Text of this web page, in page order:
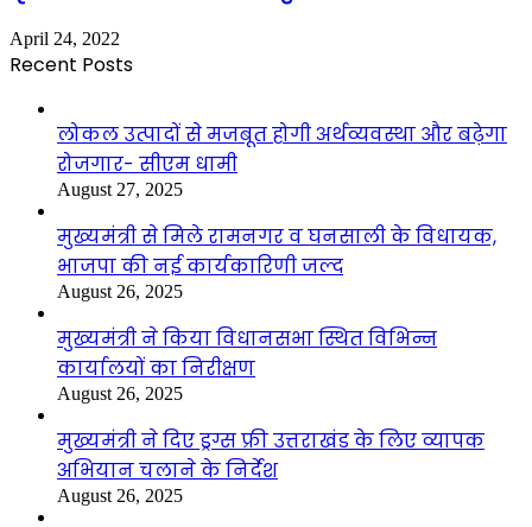
April 24, 2022
Recent Posts
लोकल उत्पादों से मजबूत होगी अर्थव्यवस्था और बढ़ेगा
रोजगार- सीएम धामी
August 27, 2025
मुख्यमंत्री से मिले रामनगर व घनसाली के विधायक,
भाजपा की नई कार्यकारिणी जल्द
August 26, 2025
मुख्यमंत्री ने किया विधानसभा स्थित विभिन्न
कार्यालयों का निरीक्षण
August 26, 2025
मुख्यमंत्री ने दिए ड्रग्स फ्री उत्तराखंड के लिए व्यापक
अभियान चलाने के निर्देश
August 26, 2025